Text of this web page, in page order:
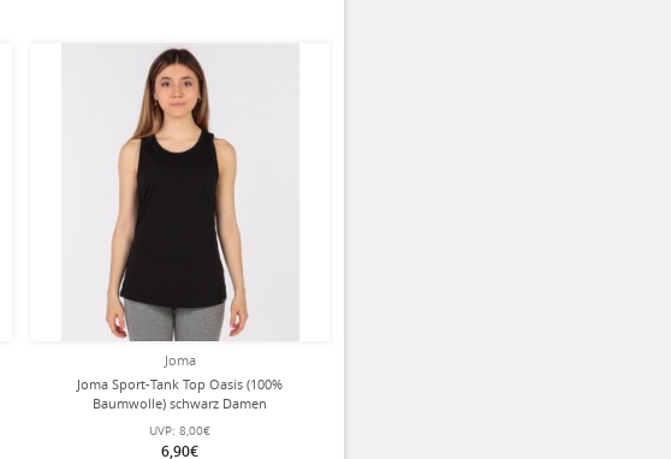
Joma
Joma Sport-Tank Top Oasis (100%
Baumwolle) schwarz Damen
UVP: 8,00€
6,90€